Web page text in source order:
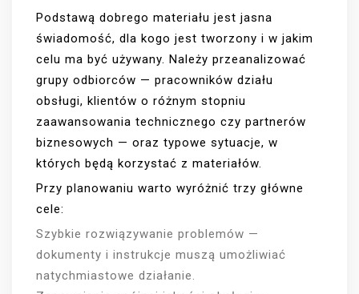
Podstawą dobrego materiału jest jasna
świadomość, dla kogo jest tworzony i w jakim
celu ma być używany. Należy przeanalizować
grupy odbiorców — pracowników działu
obsługi, klientów o różnym stopniu
zaawansowania technicznego czy partnerów
biznesowych — oraz typowe sytuacje, w
których będą korzystać z materiałów.
Przy planowaniu warto wyróżnić trzy główne
cele:
Szybkie rozwiązywanie problemów —
dokumenty i instrukcje muszą umożliwiać
natychmiastowe działanie.